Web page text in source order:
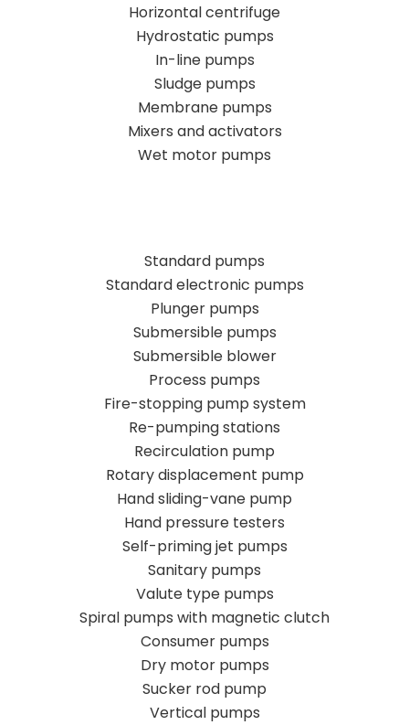
Horizontal centrifuge
Hydrostatic pumps
In-line pumps
Sludge pumps
Membrane pumps
Mixers and activators
Wet motor pumps
Standard pumps
Standard electronic pumps
Plunger pumps
Submersible pumps
Submersible blower
Process pumps
Fire-stopping pump system
Re-pumping stations
Recirculation pump
Rotary displacement pump
Hand sliding-vane pump
Hand pressure testers
Self-priming jet pumps
Sanitary pumps
Valute type pumps
Spiral pumps with magnetic clutch
Consumer pumps
Dry motor pumps
Sucker rod pump
Vertical pumps